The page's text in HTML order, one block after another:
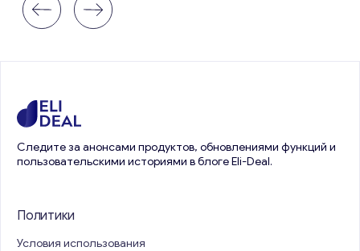
Следите за анонсами продуктов, обновлениями функций и
пользовательскими историями в блоге Eli-Deal.
Политики
Условия использования